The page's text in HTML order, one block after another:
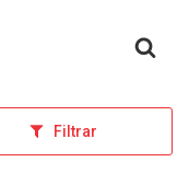
Filtrar